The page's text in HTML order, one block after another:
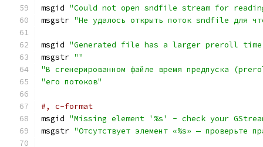
msgid "Could not open sndfile stream for
msgstr "Не удалось открыть поток sndfile для
msgid "Generated file has a larger preroll
msgstr ""
"В сгенерированном файле время предпуска
"его потоков"
#, c-format
msgid "Missing element '%s' - check your
msgstr "Отсутствует элемент «%s» — проверьте